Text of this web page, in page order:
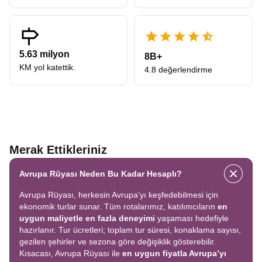
5.63 milyon
KM yol katettik.
8B+
4.8 değerlendirme
Merak Ettikleriniz
Avrupa Rüyası Neden Bu Kadar Hesaplı?
Avrupa Rüyası, herkesin Avrupa’yı keşfedebilmesi için
ekonomik turlar sunar. Tüm rotalarımız, katılımcıların en
uygun maliyetle en fazla deneyimi yaşaması hedefiyle
hazırlanır. Tur ücretleri; toplam tur süresi, konaklama sayısı,
gezilen şehirler ve sezona göre değişiklik gösterebilir.
Kısacası, Avrupa Rüyası ile en uygun fiyatla Avrupa’yı